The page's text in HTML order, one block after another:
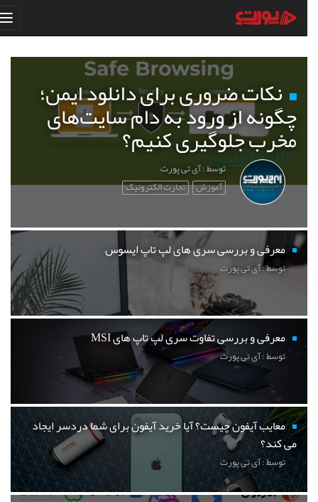
نکات ضروری برای دانلود ایمن؛
چگونه از ورود به دام سایت‌های
مخرب جلوگیری کنیم؟
توسط : آی تی پورت
آموزش تجارت الکترونیک
معرفی و بررسی سری های لپ تاپ ایسوس
توسط : آی تی پورت
معرفی و بررسی تفاوت سری لپ تاپ های MSI
توسط : آی تی پورت
معایب آیفون چیست؟ آیا خرید آیفون برای شما دردسر ایجاد
می کند؟
توسط : آی تی پورت